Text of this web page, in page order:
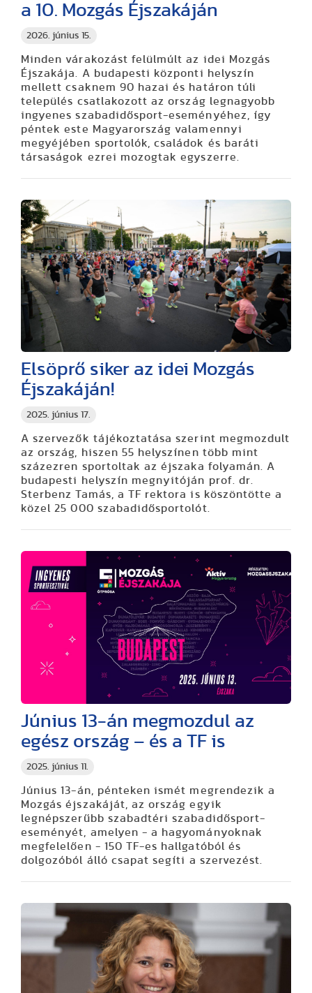
2026. június 15.
a 10. Mozgás Éjszakáján
Minden várakozást felülmúlt az idei Mozgás
Éjszakája. A budapesti központi helyszín
mellett csaknem 90 hazai és határon túli
település csatlakozott az ország legnagyobb
ingyenes szabadidősport-eseményéhez, így
péntek este Magyarország valamennyi
megyéjében sportolók, családok és baráti
társaságok ezrei mozogtak egyszerre.
2025. június 17.
Elsöprő siker az idei Mozgás
Éjszakáján!
A szervezők tájékoztatása szerint megmozdult
az ország, hiszen 55 helyszínen több mint
százezren sportoltak az éjszaka folyamán. A
budapesti helyszín megnyitóján prof. dr.
Sterbenz Tamás, a TF rektora is köszöntötte a
közel 25 000 szabadidősportolót.
2025. június 11.
Június 13-án megmozdul az
egész ország – és a TF is
Június 13-án, pénteken ismét megrendezik a
Mozgás éjszakáját, az ország egyik
legnépszerűbb szabadtéri szabadidősport-
eseményét, amelyen - a hagyományoknak
megfelelően - 150 TF-es hallgatóból és
dolgozóból álló csapat segíti a szervezést.